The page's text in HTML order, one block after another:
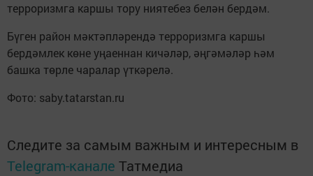
терроризмга каршы тору ниятебез белән бердәм.
Бүген район мәктәпләрендә терроризмга каршы
бердәмлек көне уңаеннан кичәләр, әңгәмәләр һәм
башка төрле чаралар үткәрелә.
Фото: saby.tatarstan.ru
Следите за самым важным и интересным в
Telegram-канале Татмедиа